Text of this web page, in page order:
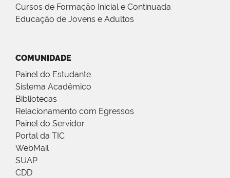
Cursos de Formação Inicial e Continuada
Educação de Jovens e Adultos
COMUNIDADE
Painel do Estudante
Sistema Acadêmico
Bibliotecas
Relacionamento com Egressos
Painel do Servidor
Portal da TIC
WebMail
SUAP
CDD